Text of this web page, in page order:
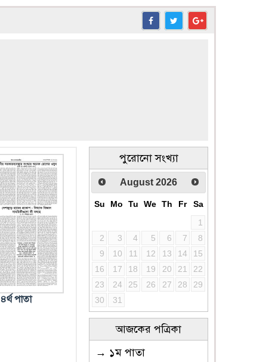
৪র্থ পাতা
পুরোনো সংখ্যা
August 2026
Su Mo Tu We Th Fr
Sa
1
2
3 4 5 6 7
8
9
10 11 12 13 14
15
16
17 18 19 20 21
22
23
24 25 26 27 28
29
30
31
আজকের পত্রিকা
→ ১ম পাতা